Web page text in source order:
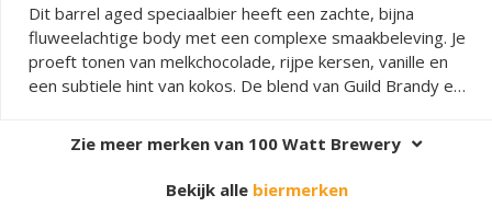
Dit barrel aged speciaalbier heeft een zachte, bijna
fluweelachtige body met een complexe smaakbeleving. Je
proeft tonen van melkchocolade, rijpe kersen, vanille en
een subtiele hint van kokos. De blend van Guild Brandy en
en gelaagde smaak die lang blijft hangen. De bitterheid is
mooi in balans met de zoetere elementen, waardoor het
bier krachtig maar toegankelijk blijft. Elke slok onthult
nieuwe nuances en maakt dit bier tot een ware
Zie meer merken van 100 Watt Brewery
Bekijk alle biermerken